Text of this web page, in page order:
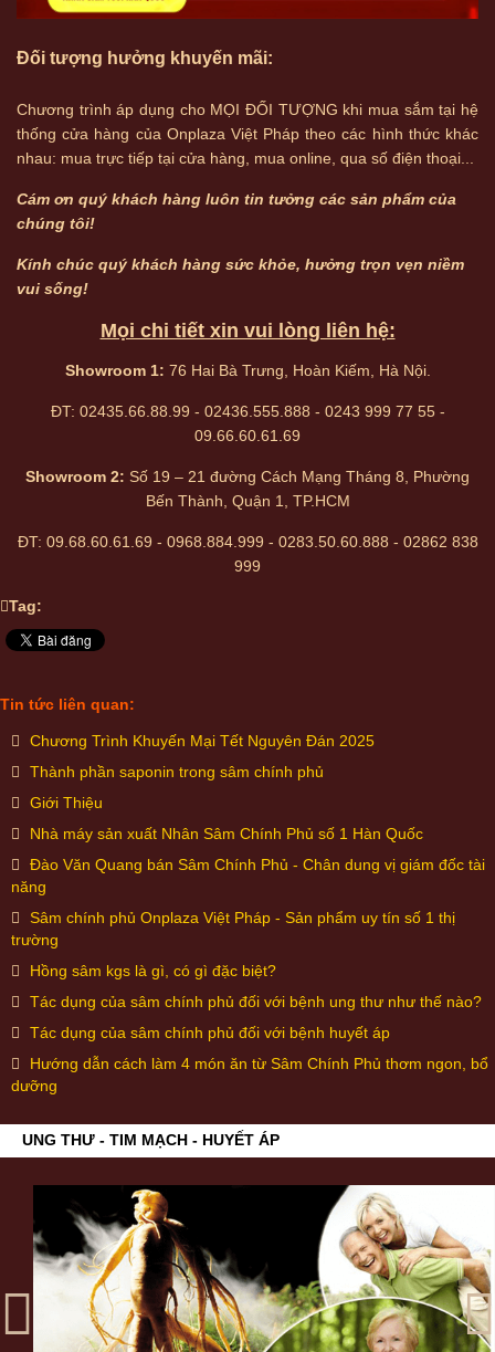
Đối tượng hưởng khuyến mãi:
Chương trình áp dụng cho MỌI ĐỐI TƯỢNG khi mua sắm tại hệ
thống cửa hàng của Onplaza Việt Pháp theo các hình thức khác
nhau: mua trực tiếp tại cửa hàng, mua online, qua số điện thoại...
Cám ơn quý khách hàng luôn tin tưởng các sản phẩm của
chúng tôi!
Kính chúc quý khách hàng sức khỏe, hưởng trọn vẹn niềm
vui sống!
Mọi chi tiết xin vui lòng liên hệ:
Showroom 1: 76 Hai Bà Trưng, Hoàn Kiếm, Hà Nội.
ĐT: 02435.66.88.99 - 02436.555.888 - 0243 999 77 55 -
09.66.60.61.69
Showroom 2: Số 19 – 21 đường Cách Mạng Tháng 8, Phường
Bến Thành, Quận 1, TP.HCM
ĐT: 09.68.60.61.69 - 0968.884.999 - 0283.50.60.888 - 02862 838
999
Tag:
Tin tức liên quan:
Chương Trình Khuyến Mại Tết Nguyên Đán 2025
Thành phần saponin trong sâm chính phủ
Giới Thiệu
Nhà máy sản xuất Nhân Sâm Chính Phủ số 1 Hàn Quốc
Đào Văn Quang bán Sâm Chính Phủ - Chân dung vị giám đốc tài
năng
Sâm chính phủ Onplaza Việt Pháp - Sản phẩm uy tín số 1 thị
trường
Hồng sâm kgs là gì, có gì đặc biệt?
Tác dụng của sâm chính phủ đối với bệnh ung thư như thế nào?
Tác dụng của sâm chính phủ đối với bệnh huyết áp
Hướng dẫn cách làm 4 món ăn từ Sâm Chính Phủ thơm ngon, bổ
dưỡng
UNG THƯ - TIM MẠCH - HUYẾT ÁP